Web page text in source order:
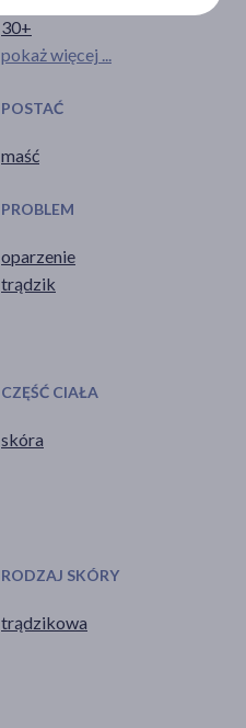
30+
pokaż więcej ...
POSTAĆ
maść
PROBLEM
oparzenie
trądzik
CZĘŚĆ CIAŁA
skóra
RODZAJ SKÓRY
trądzikowa